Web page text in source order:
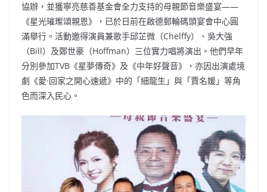
協辦，並獲寧亮慈善基金會全力支持的母親節音樂盛宴——
《星光璀璨頌親恩》，已於日前在啟德郵輪碼頭宴會中心圓
滿舉行。活動邀得演員兼歌手邱芷微（Chelffy）、吳大強
（Bill）及鄭世豪（Hoffman）三位實力唱將演出。他們早年
分別參加TVB《星夢傳奇》及《中年好聲音》，亦因出演處境
劇《愛·回家之開心速遞》中的「細龍生」與「賈名媛」等角
色而深入民心。